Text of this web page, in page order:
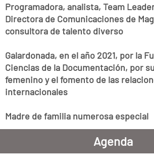
Programadora, analista, Team
Directora de Comunicaciones de
consultora de talento diverso
Galardonada, en el año 2021, por la
Ciencias de la Documentación, por
femenino y el fomento de las
internacionales
Madre de familia numerosa especial
Agenda